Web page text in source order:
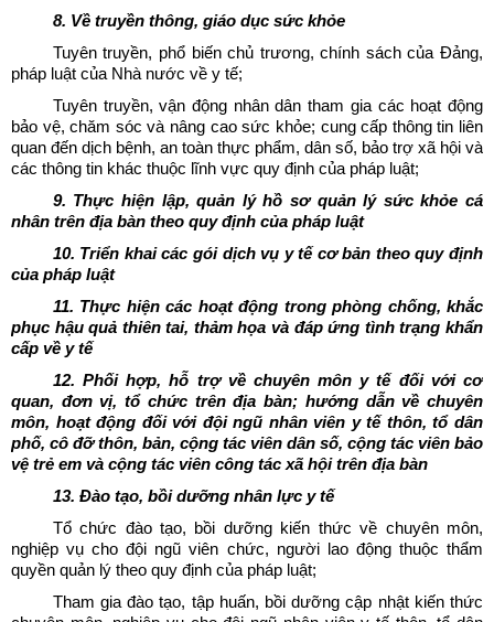
8. Về truyền thông, giáo dục sức khỏe
Tuyên truyền, phổ biến chủ trương, chính sách của Đảng,
pháp luật của Nhà nước về y tế;
Tuyên truyền, vận động nhân dân tham gia các hoạt động
bảo vệ, chăm sóc và nâng cao sức khỏe; cung cấp thông tin liên
quan đến dịch bệnh, an toàn thực phẩm, dân số, bảo trợ xã hội và
các thông tin khác thuộc lĩnh vực quy định của pháp luật;
9. Thực hiện lập, quản lý hồ sơ quản lý sức khỏe cá
nhân trên địa bàn theo quy định của pháp luật
10. Triển khai các gói dịch vụ y tế cơ bản theo quy định
của pháp luật
11. Thực hiện các hoạt động trong phòng chống, khắc
phục hậu quả thiên tai, thảm họa và đáp ứng tình trạng khẩn
cấp về y tế
12. Phối hợp, hỗ trợ về chuyên môn y tế đối với cơ
quan, đơn vị, tổ chức trên địa bàn; hướng dẫn về chuyên
môn, hoạt động đối với đội ngũ nhân viên y tế thôn, tổ dân
phố, cô đỡ thôn, bản, cộng tác viên dân số, cộng tác viên bảo
vệ trẻ em và cộng tác viên công tác xã hội trên địa bàn
13. Đào tạo, bồi dưỡng nhân lực y tế
Tổ chức đào tạo, bồi dưỡng kiến thức về chuyên môn,
nghiệp vụ cho đội ngũ viên chức, người lao động thuộc thẩm
quyền quản lý theo quy định của pháp luật;
Tham gia đào tạo, tập huấn, bồi dưỡng cập nhật kiến thức